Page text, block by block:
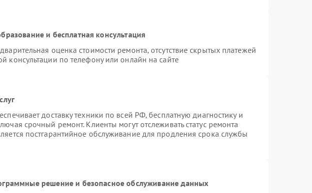
и бесплатная консультация
оценка стоимости ремонта, отсутствие скрытых платежей
консультации по телефону или онлайн на сайте
доставку техники по всей РФ, бесплатную диагностику и
срочный ремонт. Клиенты могут отслеживать статус ремонта
постгарантийное обслуживание для продления срока службы
решение и безопасное обслуживание данных